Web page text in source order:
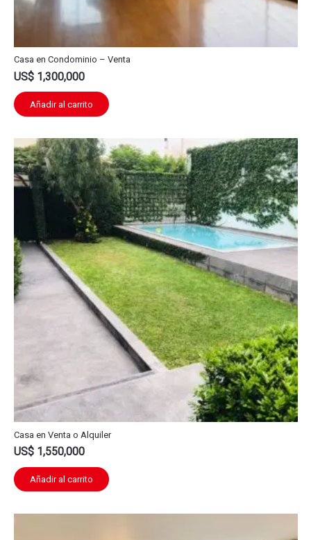
Casa en Condominio – Venta
US$ 1,300,000
Añadir al carrito
Casa en Venta o Alquiler
US$ 1,550,000
Añadir al carrito